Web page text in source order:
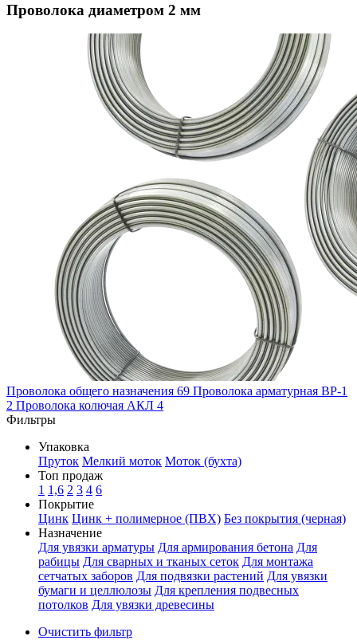
Проволока диаметром 2 мм
Проволока общего назначения 69 Проволока арматурная ВР-1
2 Проволока колючая АКЛ 4
Фильтры
Упаковка
Пруток Мелкий моток Моток (бухта)
Топ продаж
1 1,6 2 3 4 6
Покрытие
Цинк Цинк + полимерное (ПВХ) Без покрытия (черная)
Назначение
Для увязки арматуры Для армирования бетона Для
рабицы Для сварных и тканых сеток Для монтажа
сетчатых заборов Для подвязки растений Для увязки
бумаги и целлюлозы Для крепления подвесных
потолков Для увязки древесины
Очистить фильтр